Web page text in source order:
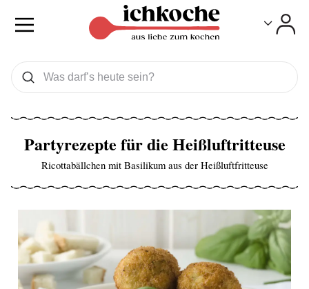
Was wollen Sie suchen
Suchen
Partyrezepte für die Heißluftritteuse
Ricottabällchen mit Basilikum aus der Heißluftfritteuse